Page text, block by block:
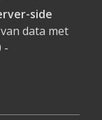
side
data met
-